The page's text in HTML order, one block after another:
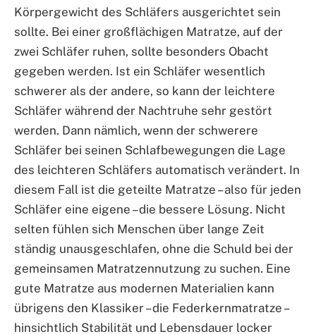
Körpergewicht des Schläfers ausgerichtet sein
sollte. Bei einer großflächigen Matratze, auf der
zwei Schläfer ruhen, sollte besonders Obacht
gegeben werden. Ist ein Schläfer wesentlich
schwerer als der andere, so kann der leichtere
Schläfer während der Nachtruhe sehr gestört
werden. Dann nämlich, wenn der schwerere
Schläfer bei seinen Schlafbewegungen die Lage
des leichteren Schläfers automatisch verändert. In
diesem Fall ist die geteilte Matratze – also für jeden
Schläfer eine eigene – die bessere Lösung. Nicht
selten fühlen sich Menschen über lange Zeit
ständig unausgeschlafen, ohne die Schuld bei der
gemeinsamen Matratzennutzung zu suchen. Eine
gute Matratze aus modernen Materialien kann
übrigens den Klassiker – die Federkernmatratze –
hinsichtlich Stabilität und Lebensdauer locker